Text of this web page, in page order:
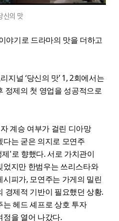
신의 맛
야기로 드라마의 맛을 더하고
지널 ‘당신의 맛’ 1, 2회에서는
정제의 첫 영업을 성공적으로
계승 여부가 걸린 디아망
는 굳은 의지로 모연주
'로 향했다. 서로 가치관이
지만 한범우는 쓰리스타와
피가, 모연주는 가게의 밀린
경제적 기반이 필요했던 상황.
헤드 셰프로 상호 투자
을 열어 나갔다.